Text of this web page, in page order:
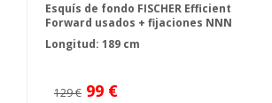
Esquís de fondo FISCHER Efficient
Forward usados + fijaciones NNN
Fischer Controll
Longitud: 189 cm
129 € 99 €